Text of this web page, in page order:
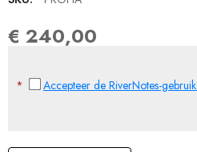
€ 240,00
* Accepteer de RiverNotes-